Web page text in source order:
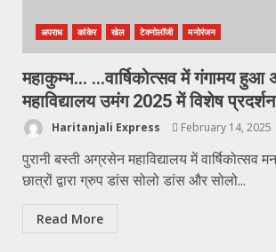
अपराध कांकेर खेल टेक्नोलॉजी मनोरंजन
महाकुम्भ… …वार्षिकोत्सव में गंगामय हुआ
महाविद्यालय उमंग 2025 में विशेष
Haritanjali Express February 14, 2025
पुरानी बस्ती अग्रसेन महाविद्यालय में वार्षिकोत्सव
छात्रों द्वारा ग्रुप डांस सोलो डांस और सोलो...
Read More